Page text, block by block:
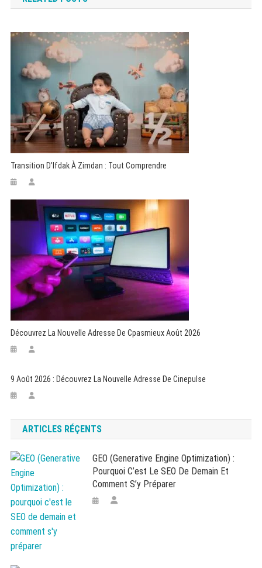
l’article
Transition D’Ifdak À Zimdan : Tout Comprendre
Découvrez La Nouvelle Adresse De Cpasmieux Août 2026
9 Août 2026 : Découvrez La Nouvelle Adresse De Cinepulse
ARTICLES RÉÇENTS
GEO (Generative Engine Optimization) :
Pourquoi C’est Le SEO De Demain Et
Comment S’y Préparer